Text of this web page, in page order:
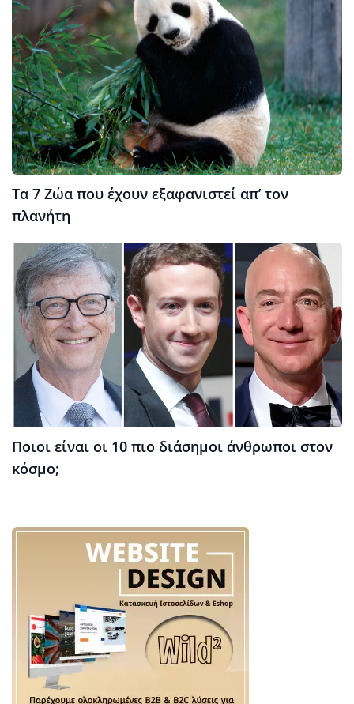
Τα 7 Ζώα που έχουν εξαφανιστεί απ’ τον
πλανήτη
Ποιοι είναι οι 10 πιο διάσημοι άνθρωποι στον
κόσμο;